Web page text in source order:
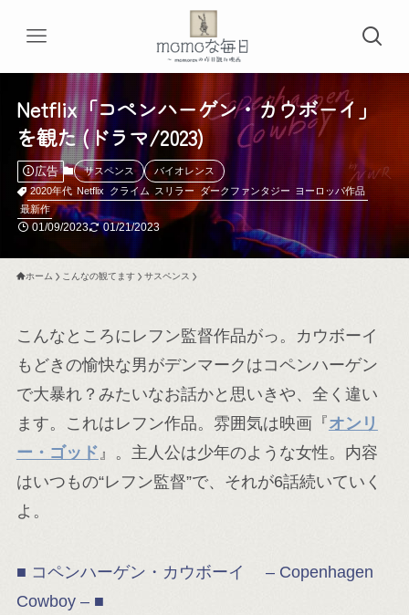
Netflix「コペンハーゲン・カウボーイ」
を観た (ドラマ/2023)
広告 サスペンス
バイオレンス
2020年代 Netflix クライム スリラー ダークファンタジー ヨーロッパ作品
最新作
01/09/2023 01/21/2023
ホーム こんなの観てます サスペンス
こんなところにレフン監督作品がっ。カウボーイ
もどきの愉快な男がデンマークはコペンハーゲン
で大暴れ？みたいなお話かと思いきや、全く違い
ます。これはレフン作品。雰囲気は映画『オンリ
ー・ゴッド 』。主人公は少年のような女性。内容
はいつもの“レフン監督”で、それが6話続いていく
よ。
■ コペンハーゲン・カウボーイ – Copenhagen
Cowboy – ■